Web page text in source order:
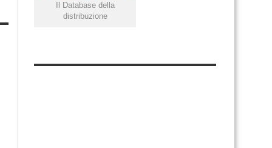
Il Database della
distribuzione